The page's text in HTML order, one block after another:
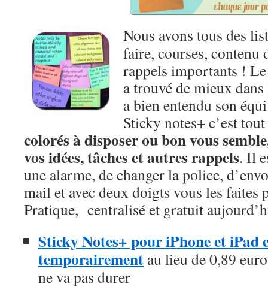
Nous avons tous des
faire, courses, contenu
rappels importants !
a trouvé de mieux
a bien entendu son
Sticky notes+ c’est
colorés à disposer ou bon vous
vos idées, tâches et autres rappels. Il
une alarme, de changer la police,
mail et avec deux doigts vous les faites
Pratique, centralisé et gratuit
Sticky Notes+ pour iPhone et iPad
temporairement au lieu de 0,89
ne va pas durer